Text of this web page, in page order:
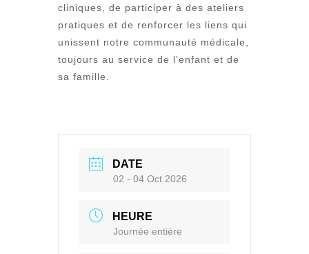
cliniques, de participer à des ateliers
pratiques et de renforcer les liens qui
unissent notre communauté médicale,
toujours au service de l’enfant et de
sa famille.
DATE
02 - 04 Oct 2026
HEURE
Journée entière